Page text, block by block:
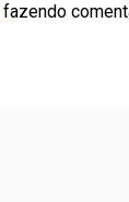
fazendo